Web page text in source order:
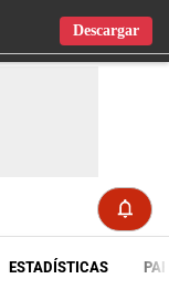
Descargar
ESTADÍSTICAS